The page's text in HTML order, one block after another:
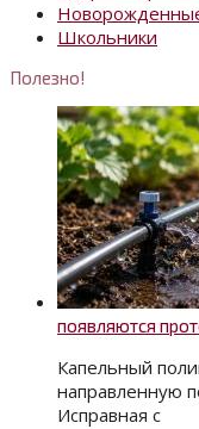
Школьники
Полезно!
появляются
Капельный
направленную
Исправная с